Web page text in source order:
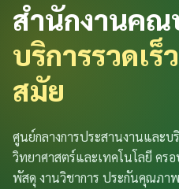
สำนักงานค
บริการรวดเร็
สมัย
ศูนย์กลางการประสานงานและ
วิทยาศาสตร์และเทคโนโลยี คร
พัสดุ งานวิชาการ ประกันคุณภา